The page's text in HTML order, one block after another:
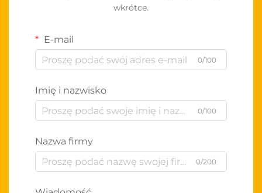
wkrótce.
E-mail
0/100
Imię i nazwisko
0/100
Nazwa firmy
0/200